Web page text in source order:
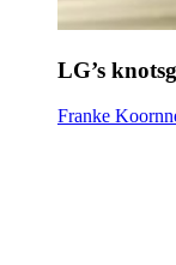
LG’s
Franke